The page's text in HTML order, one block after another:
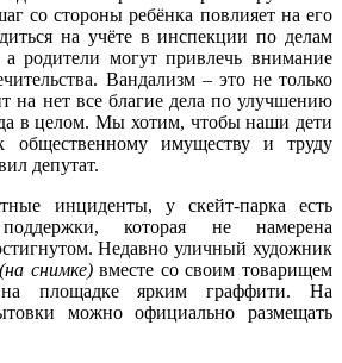
со стороны ребёнка повлияет на его
на учёте в инспекции по делам
а родители могут привлечь внимание
Вандализм – это не только
на нет все благие дела по улучшению
в целом. Мы хотим, чтобы наши дети
имуществу и труду
депутат.
инциденты, у скейт-парка есть
которая не намерена
Недавно уличный художник
(на снимке)вместе со своим товарищем
площадке ярким граффити. На
можно официально размещать